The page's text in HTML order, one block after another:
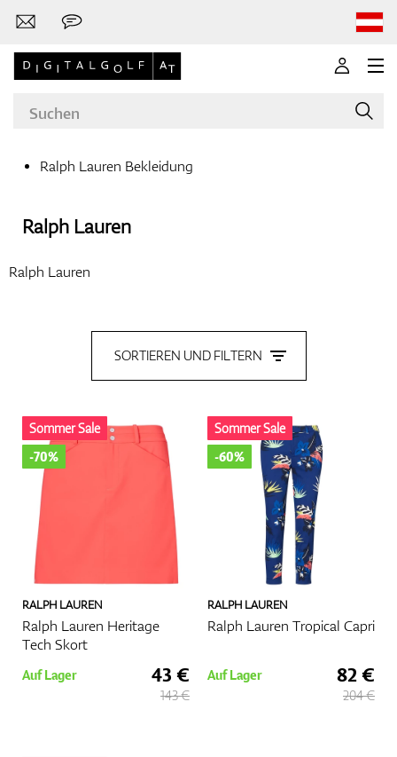
Handschuhe
Schuhe
Bälle
Bags
Ralph Lauren Bekleidung
Ralph Lauren
Ralph Lauren
SORTIEREN UND FILTERN
RALPH LAUREN
Ralph Lauren Heritage
Tech Skort
Sommer Sale
-70%
Auf Lager 43 €
143 €
RALPH LAUREN
Ralph Lauren Tropical Capri
Sommer Sale
-60%
Auf Lager 82 €
204 €